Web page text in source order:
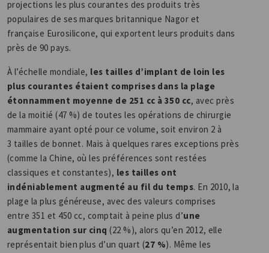
projections les plus courantes des produits très
populaires de ses marques britannique Nagor et
française Eurosilicone, qui exportent leurs produits dans
près de 90 pays.
À l’échelle mondiale, les tailles d’implant de loin les
plus courantes étaient comprises dans la plage
étonnamment moyenne de 251 cc à 350 cc, avec près
de la moitié (47 %) de toutes les opérations de chirurgie
mammaire ayant opté pour ce volume, soit environ 2 à
3 tailles de bonnet. Mais à quelques rares exceptions près
(comme la Chine, où les préférences sont restées
classiques et constantes), les tailles ont
indéniablement augmenté au fil du temps. En 2010, la
plage la plus généreuse, avec des valeurs comprises
entre 351 et 450 cc, comptait à peine plus d’une
augmentation sur cinq (22 %), alors qu’en 2012, elle
représentait bien plus d’un quart (27 %). Même les